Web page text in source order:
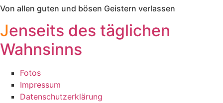
Zum
springen
Von allen guten und bösen Geistern verlassen
Jenseits des täglichen
Wahnsinns
Fotos
Impressum
Datenschutzerklärung